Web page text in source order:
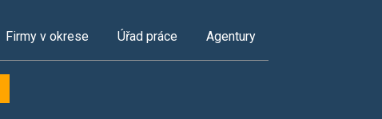
Firmy v okrese Úřad práce Agentury